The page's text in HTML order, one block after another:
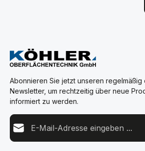
Abonnieren Sie jetzt unseren regelmäßig
Newsletter, um rechtzeitig über neue
informiert zu werden.
E-Mail-Adresse*